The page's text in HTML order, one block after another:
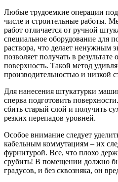
Любые трудоемкие операции
числе и строительные работы.
работ отличается от ручной
специальное оборудование для
раствора, что делает ненужным
позволяет получать в
поверхность. Такой метод
производительностью и низкой
Для нанесения штукатурки
сперва подготовить
сбить старый слой и получить
резких перепадов уровней.
Особое внимание следует
кабельным коммутациям – их
фурнитурой. Все, что плохо
срубить! В помещении должно
градусов, и без сквозняка, он